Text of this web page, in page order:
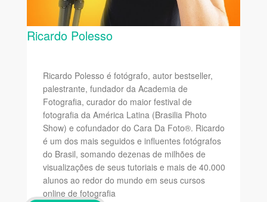
Ricardo Polesso
Ricardo Polesso é fotógrafo, autor bestseller,
palestrante, fundador da Academia de
Fotografia, curador do maior festival de
fotografia da América Latina (Brasilia Photo
Show) e cofundador do Cara Da Foto®. Ricardo
é um dos mais seguidos e influentes fotógrafos
do Brasil, somando dezenas de milhões de
visualizações de seus tutoriais e mais de 40.000
alunos ao redor do mundo em seus cursos
online de fotografia